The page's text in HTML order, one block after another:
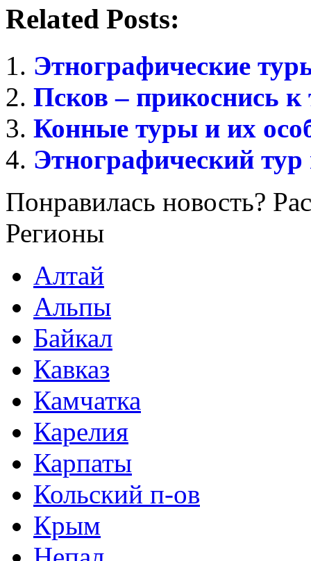
Related Posts:
Этнографические
Псков – прикоснись к
Конные туры и их
Этнографический
Понравилась новость?
Регионы
Алтай
Альпы
Байкал
Кавказ
Камчатка
Карелия
Карпаты
Кольский п-ов
Крым